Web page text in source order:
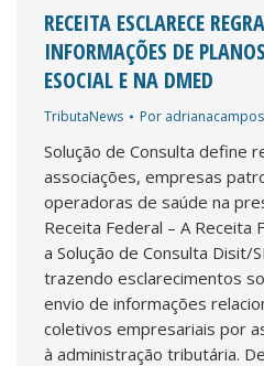
RECEITA ESCLARECE
INFORMAÇÕES DE
ESOCIAL E NA DMED
TributaNews Por adrianacampos
Solução de Consulta define
associações, empresas
operadoras de saúde na
Receita Federal – A Receita
a Solução de Consulta Disit/
trazendo esclarecimentos
envio de informações
coletivos empresariais por
à administração tributária.